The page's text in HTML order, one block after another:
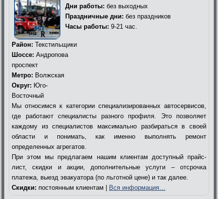
Дни работы: без выходных
Праздничные дни: без праздников
Часы работы: 9-21 час.
Район: Текстильщики
Шоссе: Андропова
проспект
Метро: Волжская
Округ: Юго-
Восточный
Мы относимся к категории специализированных автосервисов,
где работают специалисты разного профиля. Это позволяет
каждому из специалистов максимально разбираться в своей
области и понимать, как именно выполнять ремонт
определенных агрегатов.
При этом мы предлагаем нашим клиентам доступный прайс-
лист, скидки и акции, дополнительные услуги – отсрочка
платежа, выезд эвакуатора (по льготной цене) и так далее.
Скидки: постоянным клиентам | Вся информация…